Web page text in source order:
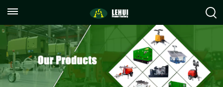
059122071372
info@lehuipowerfactory.com